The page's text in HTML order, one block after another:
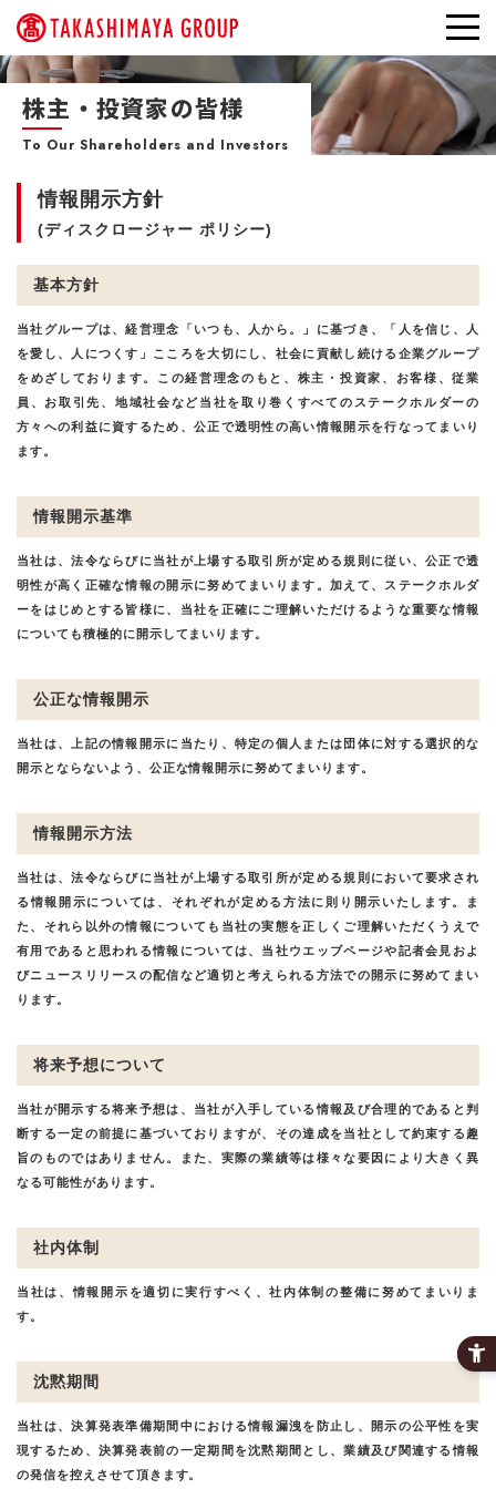
株主・投資家の皆様
To Our Shareholders and Investors
情報開示方針
(ディスクロージャー ポリシー)
基本方針
当社グループは、経営理念「いつも、人から。」に基づき、「人を信じ、人
を愛し、人につくす」こころを大切にし、社会に貢献し続ける企業グループ
をめざしております。この経営理念のもと、株主・投資家、お客様、従業
員、お取引先、地域社会など当社を取り巻くすべてのステークホルダーの
方々への利益に資するため、公正で透明性の高い情報開示を行なってまいり
ます。
情報開示基準
当社は、法令ならびに当社が上場する取引所が定める規則に従い、公正で透
明性が高く正確な情報の開示に努めてまいります。加えて、ステークホルダ
ーをはじめとする皆様に、当社を正確にご理解いただけるような重要な情報
についても積極的に開示してまいります。
公正な情報開示
当社は、上記の情報開示に当たり、特定の個人または団体に対する選択的な
開示とならないよう、公正な情報開示に努めてまいります。
情報開示方法
当社は、法令ならびに当社が上場する取引所が定める規則において要求され
る情報開示については、それぞれが定める方法に則り開示いたします。ま
た、それら以外の情報についても当社の実態を正しくご理解いただくうえで
有用であると思われる情報については、当社ウエッブページや記者会見およ
びニュースリリースの配信など適切と考えられる方法での開示に努めてまい
ります。
将来予想について
当社が開示する将来予想は、当社が入手している情報及び合理的であると判
断する一定の前提に基づいておりますが、その達成を当社として約束する趣
旨のものではありません。また、実際の業績等は様々な要因により大きく異
なる可能性があります。
社内体制
当社は、情報開示を適切に実行すべく、社内体制の整備に努めてまいりま
す。
沈黙期間
当社は、決算発表準備期間中における情報漏洩を防止し、開示の公平性を実
現するため、決算発表前の一定期間を沈黙期間とし、業績及び関連する情報
の発信を控えさせて頂きます。